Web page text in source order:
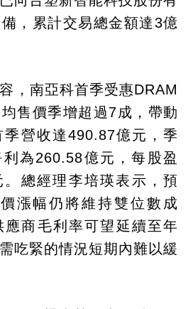
，累計交易總金額達3億
，南亞科首季受惠DRAM
售價季增超過7成，帶動
營收達490.87億元，季
為260.58億元，每股盈
總經理李培瑛表示，預
漲幅仍將維持雙位數成
商毛利率可望延續至年
吃緊的情況短期內難以緩